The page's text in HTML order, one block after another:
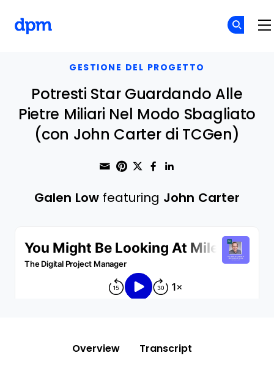
GESTIONE DEL PROGETTO
Potresti Star Guardando Alle
Pietre Miliari Nel Modo Sbagliato
(con John Carter di TCGen)
Share through Email
Print this page
Share on Pinterest
Share on Twitter
Share on
Galen Low featuring John Carter
Overview Transcript